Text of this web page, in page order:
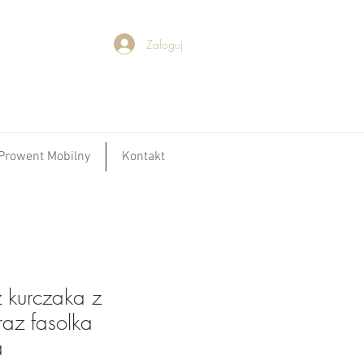
Zaloguj
Mobilny Kontakt
kurczaka z
fasolka